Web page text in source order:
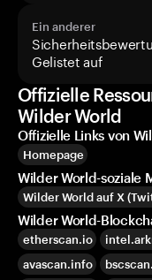
Ein anderer
Gelistet auf
Offizielle
Wilder World
Offizielle Links von
Homepage
Wilder World-soziale
Wilder World auf X
Wilder World-
etherscan.io
avascan.info